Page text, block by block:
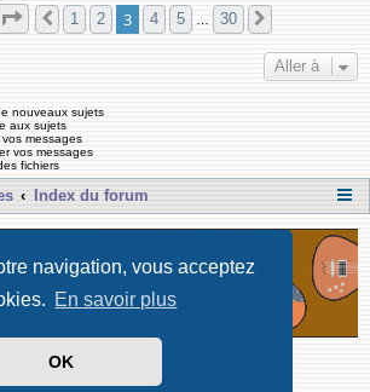
navigation, vous acceptez
En savoir plus
OK
Page 3sur30
Précédente
1 2 3 4 5 30
Aller à
nouveaux sujets
aux sujets
vos messages
vos messages
fichiers
Index du forum
par Forum Software © phpBB Limited